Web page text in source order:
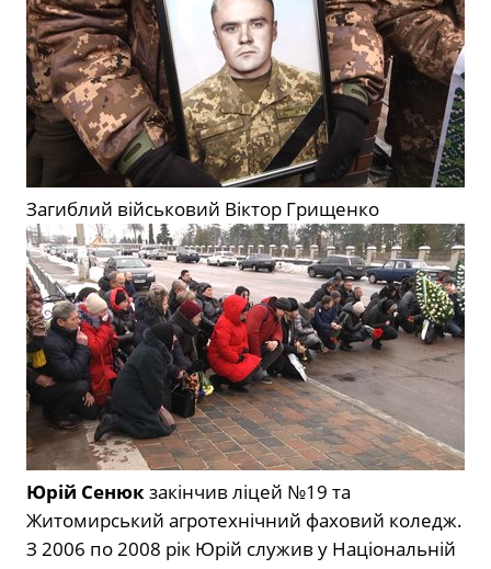
Загиблий військовий Віктор Грищенко
Юрій Сенюкзакінчив ліцей №19 та
Житомирський агротехнічний фаховий коледж.
З 2006 по 2008 рік Юрій служив у Національній